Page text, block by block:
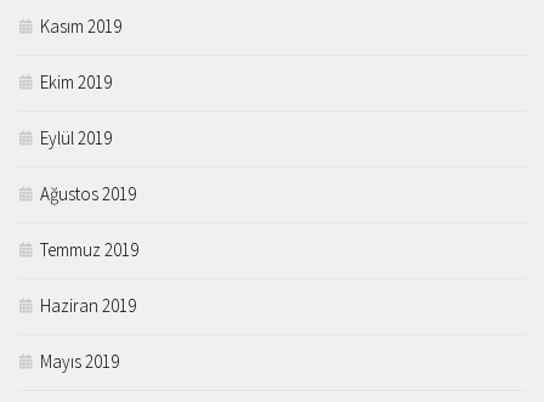
Kasım 2019
Ekim 2019
Eylül 2019
Ağustos 2019
Temmuz 2019
Haziran 2019
Mayıs 2019